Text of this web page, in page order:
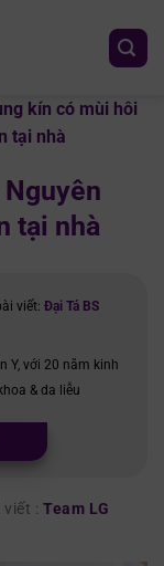
kín có mùi hôi
tại nhà
tại nhà
viết: Đại Tá BS
Y, với 20 năm kinh
& da liễu
viết : Team LG